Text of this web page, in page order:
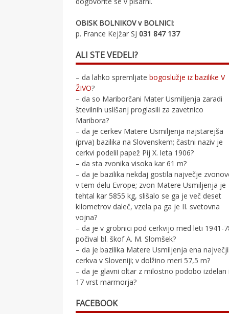
OBISK BOLNIKOV v BOLNICI:
p. France Kejžar SJ031 847 137
ALI STE VEDELI?
– da lahko spremljatebogoslužje iz bazilike V
ŽIVO?
– da so Mariborčani Mater Usmiljenja zaradi
številnih uslišanj proglasili za zavetnico
Maribora?
– da je cerkev Matere Usmiljenja najstarejša
(prva) bazilika na Slovenskem; častni naziv je
cerkvi podelil papež Pij X. leta 1906?
– da sta zvonika visoka kar 61 m?
– da je bazilika nekdaj gostila največje
v tem delu Evrope; zvon Matere Usmiljenja je
tehtal kar 5855 kg, slišalo se ga je več deset
kilometrov daleč, vzela pa ga je II. svetovna
vojna?
– da je v grobnici pod cerkvijo med leti 1941-
počival bl. škof A. M. Slomšek?
– da je bazilika Matere Usmiljenja ena
cerkva v Sloveniji; v dolžino meri 57,5 m?
– da je glavni oltar z milostno podobo izdelan
17 vrst marmorja?
FACEBOOK